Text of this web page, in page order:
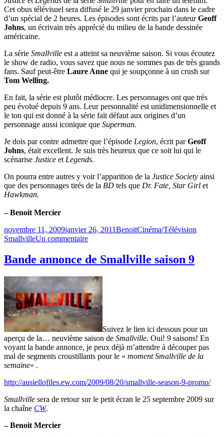
Cet obus télévisuel sera diffusé le 29 janvier prochain dans le cadre
d’un spécial de 2 heures. Les épisodes sont écrits par l’auteurGeoff
Johns, un écrivain très apprécié du milieu de la bande dessinée
américaine.
La série Smallville est a atteint sa neuvième saison. Si vous écoutez
le show de radio, vous savez que nous ne sommes pas de très grands
fans. Sauf peut-être Laure Anne qui je soupçonne à un crush sur
Tom Welling.
En fait, la série est plutôt médiocre. Les personnages ont que très
peu évolué depuis 9 ans. Leur personnalité est unidimensionnelle et
le ton qui est donné à la série fait défaut aux origines d’un
personnage aussi iconique que Superman.
Je dois par contre admettre que l’épisode Legion, écrit parGeoff
Johns, était excellent. Je suis très heureux que ce soit lui qui le
scénarise Justice et Legends.
On pourra entre autres y voir l’apparition de la Justice Society ainsi
que des personnages tirés de la BD tels que Dr. Fate, Star Girl et
Hawkman.
– Benoit Mercier
Publié
le
novembre 11, 2009janvier 26, 2011BenoitCatégories
Cinéma/Télévision
SmallvilleUn commentairesur
téléfilm
pour
Bande annonce de Smallville saison 9
Suivez le lien ici dessous pour un
aperçu de la… neuvième saison de Smallville. Oui! 9 saisons! En
voyant la bande annonce, je peux déjà m’attendre à découper pas
mal de segments croustillants pour le « moment Smallville de la
semaine« .
http://ausiellofiles.ew.com/2009/08/20/smallville-season-9-promo/
Smallville sera de retour sur le petit écran le 25 septembre 2009 sur
la chaîne CW.
– Benoit Mercier